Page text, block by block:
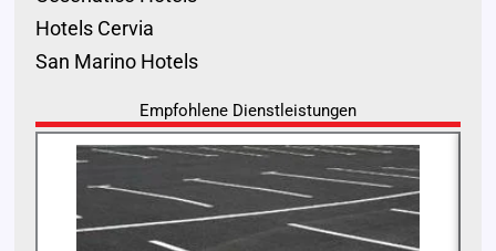
Hotels Cervia
San Marino Hotels
Empfohlene Dienstleistungen